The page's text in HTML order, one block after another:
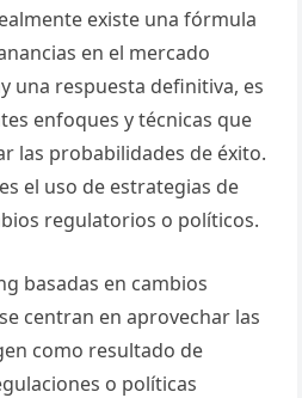
existe una fórmula
en el mercado
una respuesta definitiva, es
enfoques y técnicas que
las probabilidades de éxito.
el uso de estrategias de
regulatorios o políticos.
basadas en cambios
centran en aprovechar las
como resultado de
o políticas